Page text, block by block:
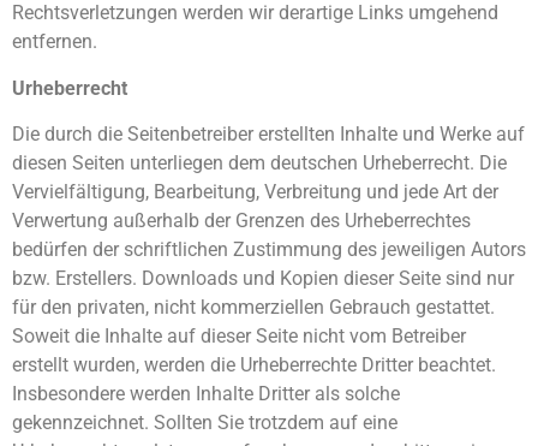
Rechtsverletzungen werden wir derartige Links umgehend
entfernen.
Urheberrecht
Die durch die Seitenbetreiber erstellten Inhalte und Werke auf
diesen Seiten unterliegen dem deutschen Urheberrecht. Die
Vervielfältigung, Bearbeitung, Verbreitung und jede Art der
Verwertung außerhalb der Grenzen des Urheberrechtes
bedürfen der schriftlichen Zustimmung des jeweiligen Autors
bzw. Erstellers. Downloads und Kopien dieser Seite sind nur
für den privaten, nicht kommerziellen Gebrauch gestattet.
Soweit die Inhalte auf dieser Seite nicht vom Betreiber
erstellt wurden, werden die Urheberrechte Dritter beachtet.
Insbesondere werden Inhalte Dritter als solche
gekennzeichnet. Sollten Sie trotzdem auf eine